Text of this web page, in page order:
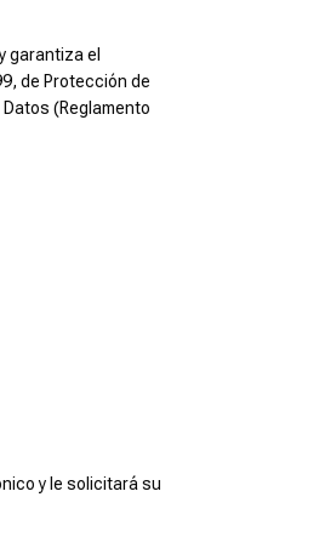
garantiza el
de Protección de
(Reglamento
y le solicitará su